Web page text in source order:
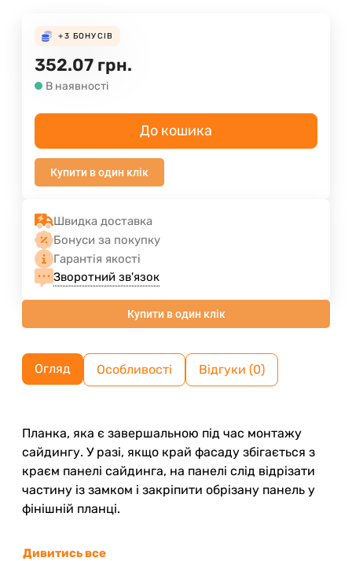
+3 БОНУСІВ
352.07 грн.
В наявності
До кошика
Купити в один клік
Швидка доставка
Бонуси за покупку
Гарантія якості
Зворотний зв'язок
Купити в один клік
Огляд Особливості Відгуки (0)
Планка, яка є завершальною під час монтажу
сайдингу. У разі, якщо край фасаду збігається з
краєм панелі сайдинга, на панелі слід відрізати
частину із замком і закріпити обрізану панель у
фінішній планці.
Дивитись все